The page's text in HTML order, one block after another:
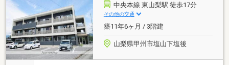
中央本線 東山梨駅 徒歩17分
その他の交通
築11年6ヶ月 / 3階建
山梨県甲州市塩山下塩後